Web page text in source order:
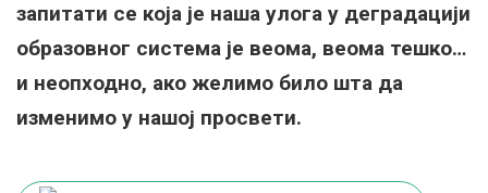
запитати се која је наша улога у деградацији
образовног система је веома, веома тешко…
и неопходно, ако желимо било шта да
изменимо у нашој просвети.